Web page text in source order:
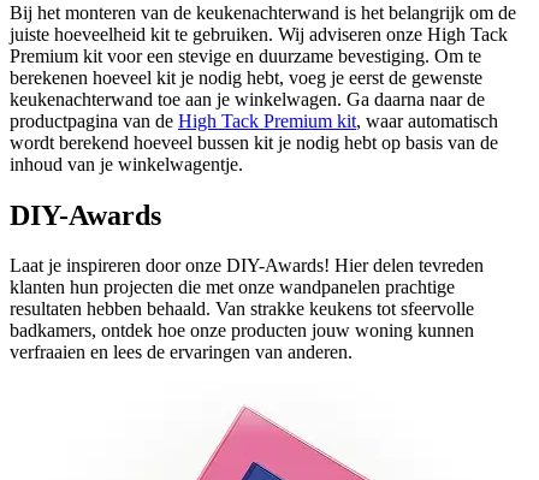
Bij het monteren van de keukenachterwand is het belangrijk om de
juiste hoeveelheid kit te gebruiken. Wij adviseren onze High Tack
Premium kit voor een stevige en duurzame bevestiging. Om te
berekenen hoeveel kit je nodig hebt, voeg je eerst de gewenste
keukenachterwand toe aan je winkelwagen. Ga daarna naar de
productpagina van de High Tack Premium kit, waar automatisch
wordt berekend hoeveel bussen kit je nodig hebt op basis van de
inhoud van je winkelwagentje.
DIY-Awards
Laat je inspireren door onze DIY-Awards! Hier delen tevreden
klanten hun projecten die met onze wandpanelen prachtige
resultaten hebben behaald. Van strakke keukens tot sfeervolle
badkamers, ontdek hoe onze producten jouw woning kunnen
verfraaien en lees de ervaringen van anderen.